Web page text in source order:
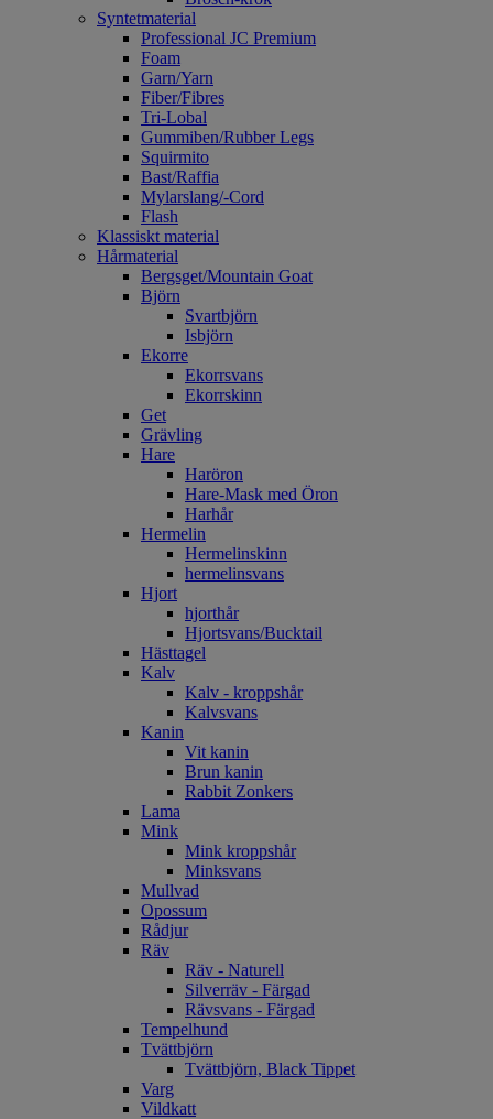
Syntetmaterial
Professional JC Premium
Foam
Garn/Yarn
Fiber/Fibres
Tri-Lobal
Gummiben/Rubber Legs
Squirmito
Bast/Raffia
Mylarslang/-Cord
Flash
Klassiskt material
Hårmaterial
Bergsget/Mountain Goat
Björn
Svartbjörn
Isbjörn
Ekorre
Ekorrsvans
Ekorrskinn
Get
Grävling
Hare
Haröron
Hare-Mask med Öron
Harhår
Hermelin
Hermelinskinn
hermelinsvans
Hjort
hjorthår
Hjortsvans/Bucktail
Hästtagel
Kalv
Kalv - kroppshår
Kalvsvans
Kanin
Vit kanin
Brun kanin
Rabbit Zonkers
Lama
Mink
Mink kroppshår
Minksvans
Mullvad
Opossum
Rådjur
Räv
Räv - Naturell
Silverräv - Färgad
Rävsvans - Färgad
Tempelhund
Tvättbjörn
Tvättbjörn, Black Tippet
Varg
Vildkatt